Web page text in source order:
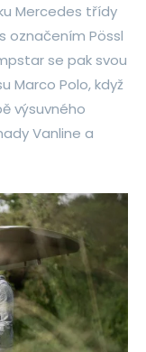
Mercedes třídy
označením Pössl
se pak svou
Marco Polo, když
výsuvného
Vanline a